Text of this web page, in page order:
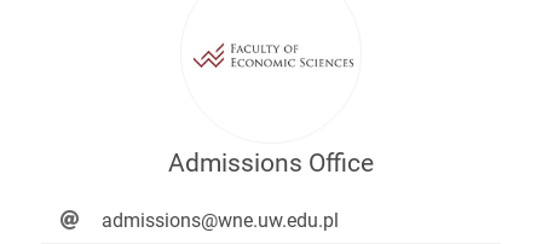
Admissions Office
admissions@wne.uw.edu.pl